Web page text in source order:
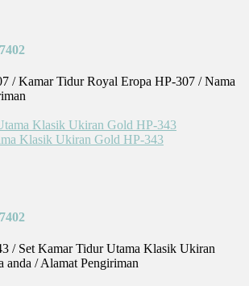
/ Kamar Tidur Royal Eropa HP-307 / Nama
Klasik Ukiran Gold HP-343
/ Set Kamar Tidur Utama Klasik Ukiran
anda / Alamat Pengiriman